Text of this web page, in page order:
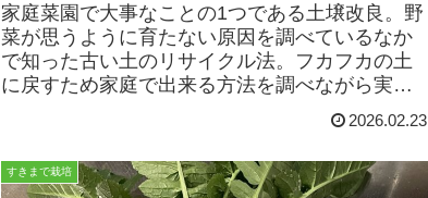
家庭菜園で大事なことの1つである土壌改良。野
菜が思うように育たない原因を調べているなか
で知った古い土のリサイクル法。フカフカの土
に戻すため家庭で出来る方法を調べながら実験
2026.02.23
すきまで栽培